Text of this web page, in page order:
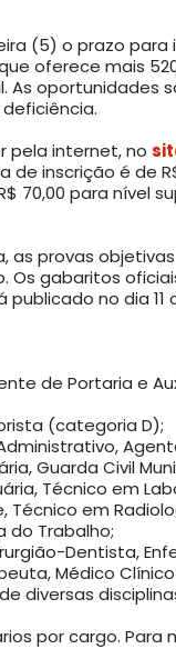
(5) o prazo
oferece mais
As oportunidades
pela internet, no
de inscrição é de
70,00 para nível
provas
Os gabaritos
no dia 11
de Portaria e
(categoria D);
Guarda Civil
Técnico em
Técnico em
do Trabalho;
Dentista,
Médico
diversas
por cargo. Para